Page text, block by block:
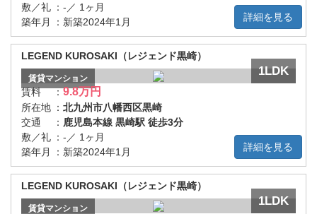
詳細を見る
敷／礼 ： -／ 1ヶ月
築年月
： 新築2024年1月
詳細を見る
LEGEND KUROSAKI（レジェンド黒崎）
1LDK
賃貸マンション
賃料 ：9.8万円
所在地 ： 北九州市八幡西区黒崎
交通
： 鹿児島本線 黒崎駅 徒歩3分
敷／礼 ： -／ 1ヶ月
築年月
： 新築2024年1月
LEGEND KUROSAKI（レジェンド黒崎）
1LDK
賃貸マンション